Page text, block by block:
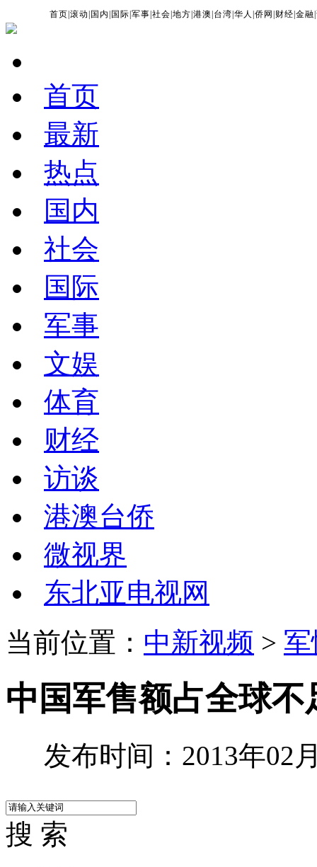
首页 |滚动 国内 国际 |军事 |社会 |地方 |港澳 台湾 |华人 |侨网 财经 |金融 |
首页
最新
热点
国内
社会
国际
军事
文娱
体育
财经
访谈
港澳台侨
微视界
东北亚电视网
当前位置： 中新视频 >
中国军售额占全球
发布时间：2013年02
搜 索